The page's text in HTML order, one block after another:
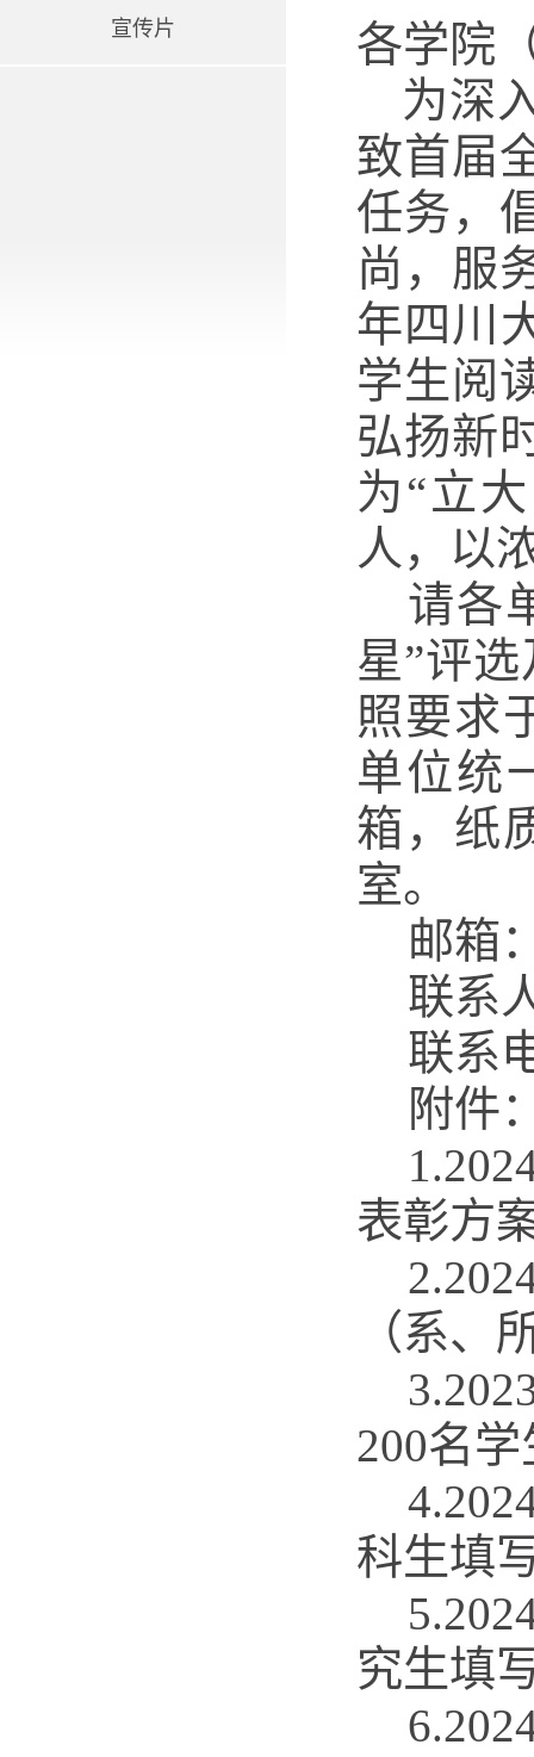
宣传片
各学院
为深
致首届
任务，
尚，服
年四川
学生阅
弘扬新
为“立
人，以
请各
星”评选
照要求
单位统
箱，纸
室。
邮箱
联系
联系
附件
1.
表彰方
2.
（系、
3.
200名
4.
科生填
5.
究生填